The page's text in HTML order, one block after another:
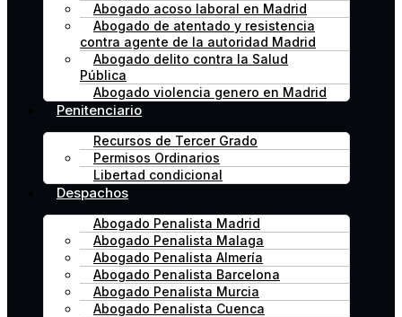
Abogado acoso laboral en Madrid
Abogado de atentado y resistencia
contra agente de la autoridad Madrid
Abogado delito contra la Salud
Pública
Abogado violencia genero en Madrid
Penitenciario
Recursos de Tercer Grado
Permisos Ordinarios
Libertad condicional
Despachos
Abogado Penalista Madrid
Abogado Penalista Malaga
Abogado Penalista Almería
Abogado Penalista Barcelona
Abogado Penalista Murcia
Abogado Penalista Cuenca